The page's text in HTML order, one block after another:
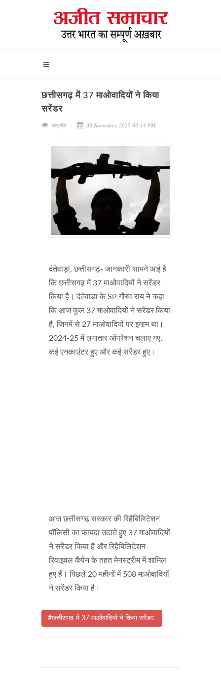
छत्तीसगढ़ में 37 माओवादियों ने किया
सरेंडर
राष्ट्रीय 30 November, 2025 04:14 PM
दंतेवाड़ा, छत्तीसगढ़- जानकारी सामने आई है
कि छत्तीसगढ़ में 37 माओवादियों ने सरेंडर
किया है। दंतेवाड़ा के SP गौरव राय ने कहा
कि आज कुल 37 माओवादियों ने सरेंडर किया
है, जिनमें से 27 माओवादियों पर इनाम था।
2024-25 में लगातार ऑपरेशन चलाए गए,
कई एनकाउंटर हुए और कई सरेंडर हुए।
आज छत्तीसगढ़ सरकार की रिहैबिलिटेशन
पॉलिसी का फायदा उठाते हुए 37 माओवादियों
ने सरेंडर किया है और रिहैबिलिटेशन-
रिवाइवल कैंपेन के तहत मेनस्ट्रीम में शामिल
हुए हैं। पिछले 20 महीनों में 508 माओवादियों
ने सरेंडर किया है।
#छत्तीसगढ़ में 37 माओवादियों ने किया सरेंडर